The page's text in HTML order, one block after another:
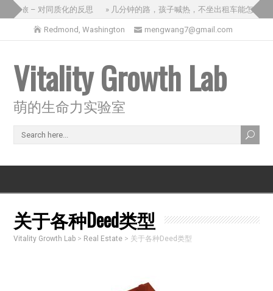
之旅 – 对同质化的反思 » 几分钟的路，孩子喊热，不坐出租车能怎么办？
Redmond, Washington mengwang7@gmail.com
Vitality Growth Lab
萌的生命力实验室
关于各种Deed类型
Vitality Growth Lab > Real Estate > 关于各种Deed类型